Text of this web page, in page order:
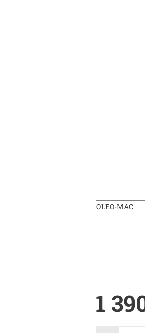
OLEO-MAC
1